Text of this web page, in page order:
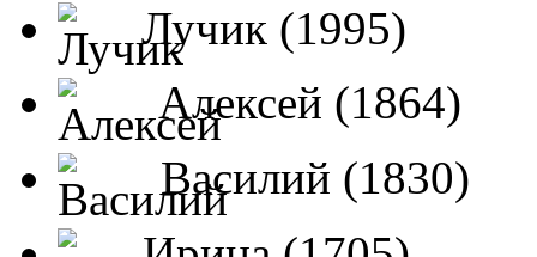
Лучик (1995)
Алексей (1864)
Василий (1830)